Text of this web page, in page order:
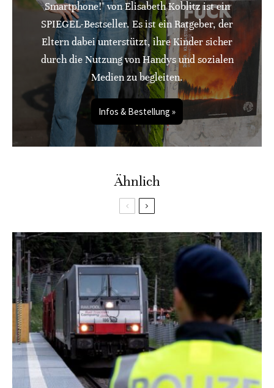
Smartphone!" von Elisabeth Koblitz ist ein
SPIEGEL-Bestseller. Es ist ein Ratgeber, der
Eltern dabei unterstützt, ihre Kinder sicher
durch die Nutzung von Handys und sozialen
Medien zu begleiten.
Infos & Bestellung »
Ähnlich